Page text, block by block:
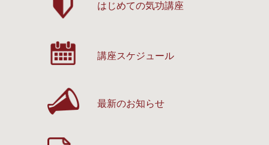
はじめての気功講座
講座スケジュール
最新のお知らせ